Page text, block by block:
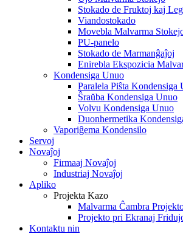
Stokado de Fruktoj kaj
Viandostokado
Movebla Malvarma
PU-panelo
Stokado de Marmanĝaĵoj
Enirebla Ekspozicia
Kondensiga Unuo
Paralela Piŝta Kondensiga
Ŝraŭba Kondensiga Unuo
Volvu Kondensiga Unuo
Duonhermetika
Vaporiĝema Kondensilo
Servoj
Novaĵoj
Firmaaj Novaĵoj
Industriaj Novaĵoj
Apliko
Projekta Kazo
Malvarma Ĉambra
Projekto pri Ekranaj
Kontaktu nin